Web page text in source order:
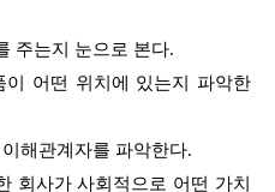
주는지 눈으로 본다.
어떤 위치에 있는지 파악한
해관계자를 파악한다.
회사가 사회적으로 어떤 가치